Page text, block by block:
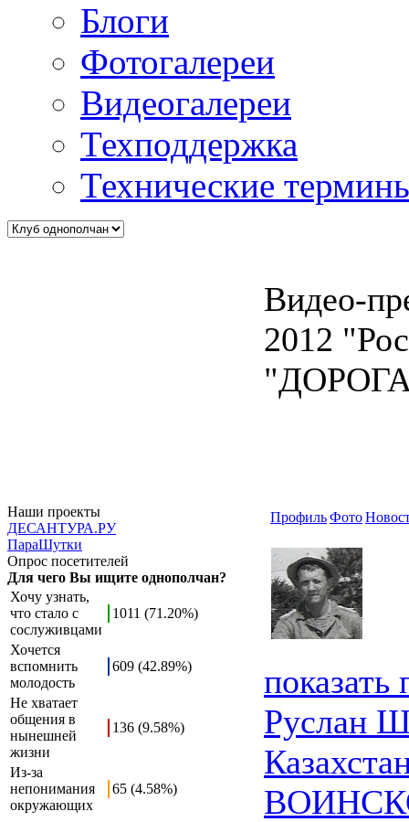
Блоги
Фотогалереи
Видеогалереи
Техподдержка
Технические
Наши проекты
ДЕСАНТУРА.РУ
ПараШутки
Опрос посетителей
Для чего Вы ищите однополчан?
Хочу узнать,
что стало с
сослуживцами
1011 (71.20%)
Хочется
вспомнить
молодость
609 (42.89%)
Не хватает
общения в
нынешней
жизни
136 (9.58%)
Из-за
непонимания
окружающих
65 (4.58%)
Видео-
2012
ПрофильФото
Руслан